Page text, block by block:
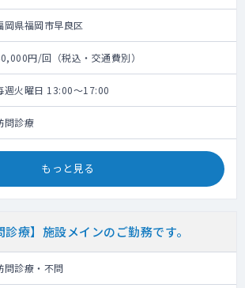
岡県福岡市早良区
円/回（税込・交通費別）
週火曜日 13:00～17:00
問診療
もっと見る
療】施設メインのご勤務です。
問診療・不問